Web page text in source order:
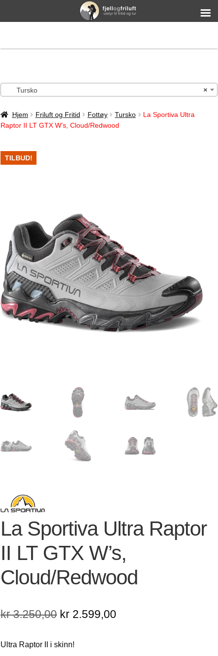
×
Tursko
Hjem Friluft og Fritid Fottøy Tursko
La Sportiva Ultra
Raptor II LT GTX W’s, Cloud/Redwood
TILBUD!
La Sportiva Ultra Raptor
II LT GTX W’s,
Cloud/Redwood
kr3.250,00 Opprinnelig
var:
kr 2.599,00
Ultra Raptor II i skinn!